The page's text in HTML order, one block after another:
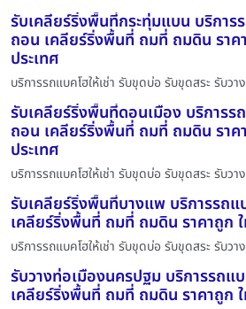
รับเคลียร์ริ่งพื้นที่กระทุ่มแบน บริการ
ถอน เคลียร์ริ่งพื้นที่ ถมที่ ถมดิน ราค
ประเทศ
บริการรถแบคโฮให้เช่า รับขุดบ่อ รับขุดสระ รับว
รับเคลียร์ริ่งพื้นที่ดอนเมือง บริการร
ถอน เคลียร์ริ่งพื้นที่ ถมที่ ถมดิน ราค
ประเทศ
บริการรถแบคโฮให้เช่า รับขุดบ่อ รับขุดสระ รับว
รับเคลียร์ริ่งพื้นที่บางแพ บริการรถแ
เคลียร์ริ่งพื้นที่ ถมที่ ถมดิน ราคาถูก ใ
บริการรถแบคโฮให้เช่า รับขุดบ่อ รับขุดสระ รับว
รับวางท่อเมืองนครปฐม บริการรถแ
เคลียร์ริ่งพื้นที่ ถมที่ ถมดิน ราคาถูก ใ